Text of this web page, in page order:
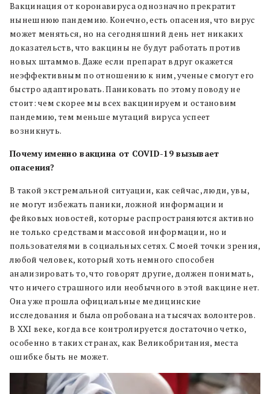
Вакцинация от коронавируса однозначно прекратит
нынешнюю пандемию. Конечно, есть опасения, что вирус
может меняться, но на сегодняшний день нет никаких
доказательств, что вакцины не будут работать против
новых штаммов. Даже если препарат вдруг окажется
неэффективным по отношению к ним, ученые смогут его
быстро адаптировать. Паниковать по этому поводу не
стоит: чем скорее мы всех вакцинируем и остановим
пандемию, тем меньше мутаций вируса успеет
возникнуть.
Почему именно вакцина от COVID-19 вызывает
опасения?
В такой экстремальной ситуации, как сейчас, люди, увы,
не могут избежать паники, ложной информации и
фейковых новостей, которые распространяются активно
не только средствами массовой информации, но и
пользователями в социальных сетях. С моей точки зрения,
любой человек, который хоть немного способен
анализировать то, что говорят другие, должен понимать,
что ничего страшного или необычного в этой вакцине нет.
Она уже прошла официальные медицинские
исследования и была опробована на тысячах волонтеров.
В XXI веке, когда все контролируется достаточно четко,
особенно в таких странах, как Великобритания, места
ошибке быть не может.